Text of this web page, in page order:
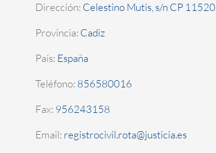
Dirección: Celestino Mutis, s/n CP 11520
Provincia: Cadiz
País: España
Teléfono: 856580016
Fax: 956243158
Email: registrocivil.rota@justicia.es